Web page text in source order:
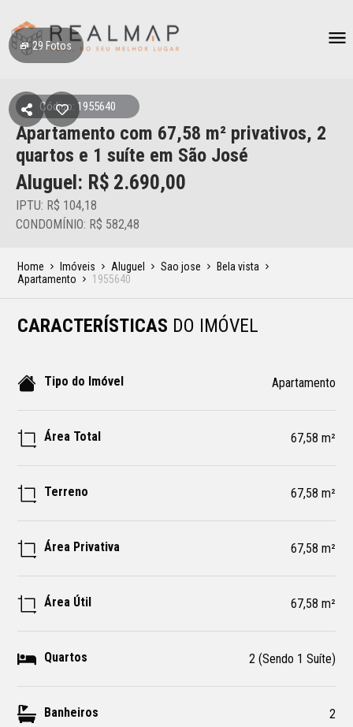
29 Fotos
Código: 1955640
Apartamento com 67,58 m² privativos, 2
quartos e 1 suíte em São José
Aluguel: R$ 2.690,00
IPTU: R$ 104,18
CONDOMÍNIO: R$ 582,48
Home Imóveis Aluguel Sao jose
Bela vista
Apartamento
1955640
CARACTERÍSTICAS DO IMÓVEL
Tipo do Imóvel Apartamento
Área Total 67,58 m²
Terreno 67,58 m²
Área Privativa 67,58 m²
Área Útil 67,58 m²
Quartos 2 (Sendo 1 Suíte)
Banheiros 2